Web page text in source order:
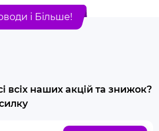
і Більше!
всіх наших акцій та знижок?